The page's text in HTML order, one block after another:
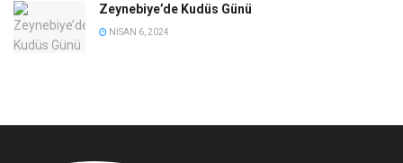
Zeynebiye’de Kudüs Günü
NISAN 6, 2024